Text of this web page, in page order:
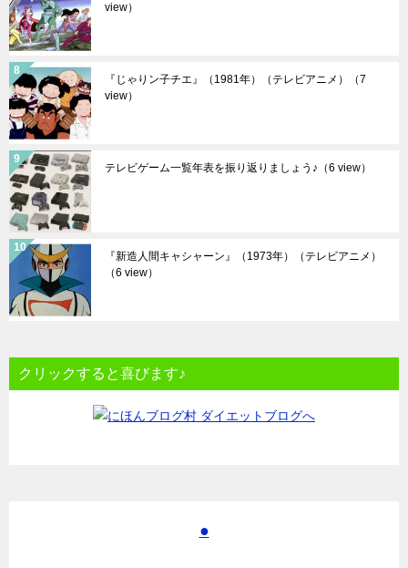
view）
『じゃりン子チエ』（1981年）（テレビアニメ）
（7
view）
テレビゲーム一覧年表を振り返りましょう♪ （6 view）
『新造人間キャシャーン』（1973年）（テレビアニメ）
（6 view）
クリックすると喜びます♪
●